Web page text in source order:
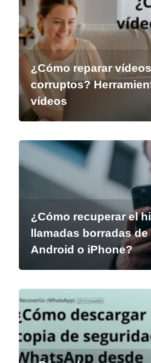
¿Cómo reparar
corruptos?
vídeos
¿Cómo recuperar el
llamadas borradas
Android o iPhone?